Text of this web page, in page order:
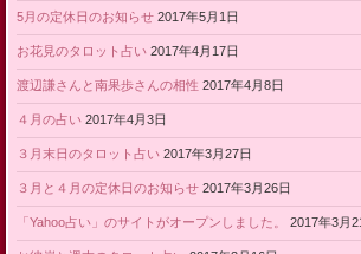
5月の定休日のお知らせ 2017年5月1日
お花見のタロット占い 2017年4月17日
渡辺謙さんと南果歩さんの相性 2017年4月8日
４月の占い 2017年4月3日
３月末日のタロット占い 2017年3月27日
３月と４月の定休日のお知らせ 2017年3月26日
「Yahoo占い」のサイトがオープンしました。 2017年3月